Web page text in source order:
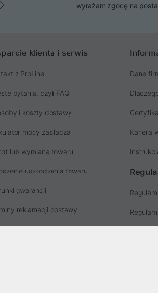
wyrażam zgodę na
klienta i serwis
z ProLine
pytania, czyli FAQ
i koszty dostawy
mocy zasilacza
lub wymiana towaru
uszkodzenia towaru
gwarancji
reklamacji dostawy
Dane
Kariera